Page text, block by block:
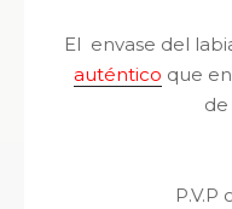
El envase del
auténtico que
de